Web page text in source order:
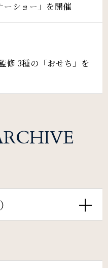
ーショー」を開催
修 3種の「おせち」を